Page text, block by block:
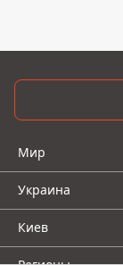
Мир
Украина
Киев